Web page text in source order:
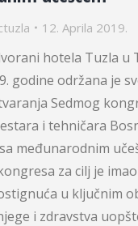
12. Aprila 2019.
hotela Tuzla u
godine održana je
Sedmog
i tehničara
međunarodnim
za cilj je
u ključnim
i zdravstva